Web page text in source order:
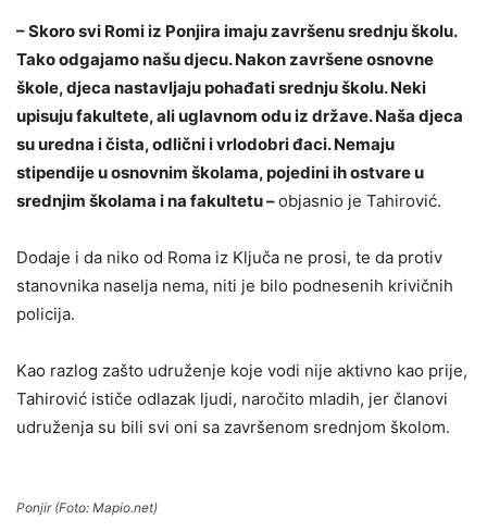
– Skoro svi Romi iz Ponjira imaju završenu srednju školu.
Tako odgajamo našu djecu. Nakon završene osnovne
škole, djeca nastavljaju pohađati srednju školu. Neki
upisuju fakultete, ali uglavnom odu iz države. Naša djeca
su uredna i čista, odlični i vrlodobri đaci. Nemaju
stipendije u osnovnim školama, pojedini ih ostvare u
srednjim školama i na fakultetu –objasnio je Tahirović.
Dodaje i da niko od Roma iz Ključa ne prosi, te da protiv
stanovnika naselja nema, niti je bilo podnesenih krivičnih
policija.
Kao razlog zašto udruženje koje vodi nije aktivno kao prije,
Tahirović ističe odlazak ljudi, naročito mladih, jer članovi
udruženja su bili svi oni sa završenom srednjom školom.
Ponjir (Foto: Mapio.net)